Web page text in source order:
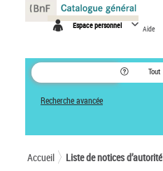
Espace personnel Aide
Tout
Recherche avancée
Accueil Liste de notices d’autorité
Panneau de gestion des cookies